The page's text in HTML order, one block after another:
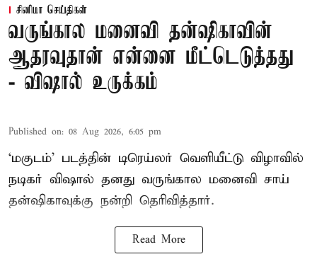
சினிமா செய்திகள்
வருங்கால மனைவி தன்ஷிகாவின்
ஆதரவுதான் என்னை மீட்டெடுத்தது
- விஷால் உருக்கம்
Published on: 08 Aug 2026, 6:05 pm
‘மகுடம்’ படத்தின் டிரெய்லர் வெளியீட்டு விழாவில்
நடிகர் விஷால் தனது வருங்கால மனைவி சாய்
தன்ஷிகாவுக்கு நன்றி தெரிவித்தார்.
Read More